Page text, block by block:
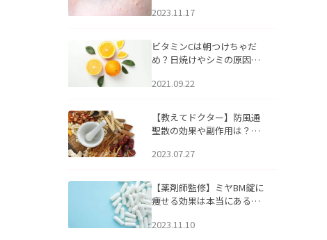
アについて
2023.11.17
ビタミンCは朝つけちゃだ
め？日焼けやシミの原因に
2021.09.22
【教えてドクター】防風通
聖散の効果や副作用は？長
2023.07.27
【薬剤師監修】ミヤBM錠に
痩せる効果は本当にある
2023.11.10